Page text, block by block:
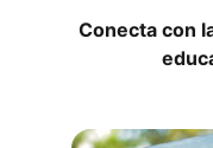
Conecta con